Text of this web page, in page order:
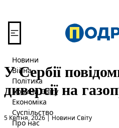
Новини
Війна
Політика
Новини Світу
Економіка
Суспільство
Про нас
У Сербії
диверсії на
5 Квітня, 2026|
Опубліковано вНовини Світу